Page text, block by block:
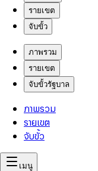
รายเขต
จับขั้ว
ภาพรวม
รายเขต
จับขั้วรัฐบาล
ภาพรวม
รายเขต
จับขั้ว
เมนู